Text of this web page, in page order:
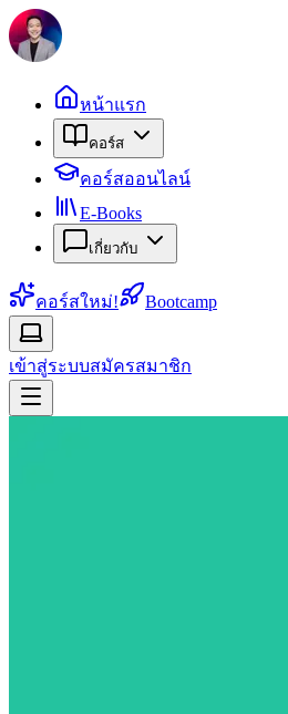
หน้าแรก
คอร์ส
คอร์สออนไลน์
E-Books
เกี่ยวกับ
คอร์สใหม่! Bootcamp
เข้าสู่ระบบสมัครสมาชิก